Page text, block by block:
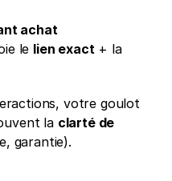
achat
le lien exact
+ la
votre goulot
la clarté de
garantie).